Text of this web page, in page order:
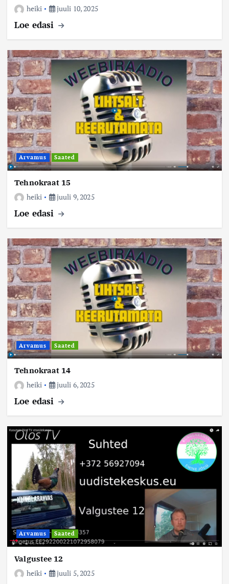
heiki
juuli 10, 2025
Loe edasi
Arvamus Saated
Tehnokraat 15
heiki
juuli 9, 2025
Loe edasi
Arvamus Saated
Tehnokraat 14
heiki
juuli 6, 2025
Loe edasi
Arvamus Saated
Valgustee 12
heiki
juuli 5, 2025